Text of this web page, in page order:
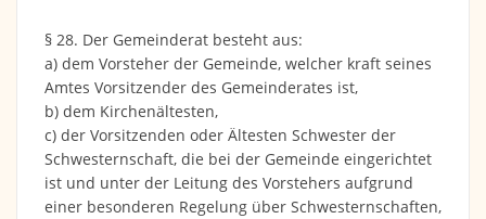
§ 28. Der Gemeinderat besteht aus:
a) dem Vorsteher der Gemeinde, welcher kraft seines
Amtes Vorsitzender des Gemeinderates ist,
b) dem Kirchenältesten,
c) der Vorsitzenden oder Ältesten Schwester der
Schwesternschaft, die bei der Gemeinde eingerichtet
ist und unter der Leitung des Vorstehers aufgrund
einer besonderen Regelung über Schwesternschaften,